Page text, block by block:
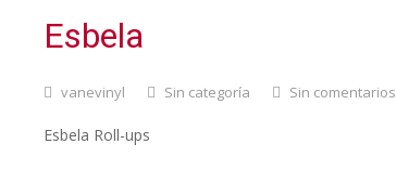
Esbela
vanevinyl Sin categoría Sin comentarios
Esbela Roll-ups